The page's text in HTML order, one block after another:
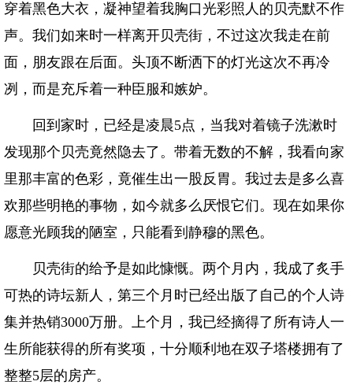
穿着黑色大衣，凝神望着我胸口光彩照人的贝壳默不作
声。我们如来时一样离开贝壳街，不过这次我走在前
面，朋友跟在后面。头顶不断洒下的灯光这次不再冷
冽，而是充斥着一种臣服和嫉妒。
回到家时，已经是凌晨5点，当我对着镜子洗漱时
发现那个贝壳竟然隐去了。带着无数的不解，我看向家
里那丰富的色彩，竟催生出一股反胃。我过去是多么喜
欢那些明艳的事物，如今就多么厌恨它们。现在如果你
愿意光顾我的陋室，只能看到静穆的黑色。
贝壳街的给予是如此慷慨。两个月内，我成了炙手
可热的诗坛新人，第三个月时已经出版了自己的个人诗
集并热销3000万册。上个月，我已经摘得了所有诗人一
生所能获得的所有奖项，十分顺利地在双子塔楼拥有了
整整5层的房产。